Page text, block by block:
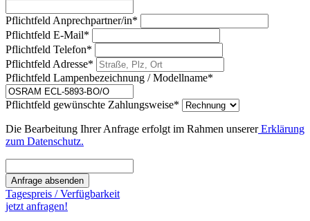
Pflichtfeld Anprechpartner/in*
Pflichtfeld E-Mail*
Pflichtfeld Telefon*
Pflichtfeld Adresse*
Pflichtfeld Lampenbezeichnung / Modellname*
Pflichtfeld gewünschte Zahlungsweise*
Die Bearbeitung Ihrer Anfrage erfolgt im Rahmen unsererErklärung
zum Datenschutz.
Anfrage absenden
Tagespreis / Verfügbarkeit
jetzt anfragen!